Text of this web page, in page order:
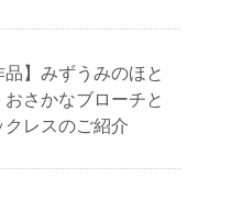
品】みずうみのほと
さかなブローチと
レスのご紹介